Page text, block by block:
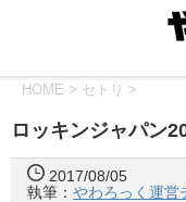
HOME > セトリ >
ロッキンジャパン
2017/08/05
執筆： やわろっく運営